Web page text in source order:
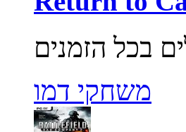
משחקי דמו